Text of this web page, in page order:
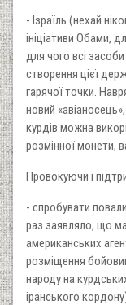
- Ізраїль (нехай
ініціативи Обами,
для чого всі
створення цієї
гарячої точки.
новий
курдів можна
розмінної монети,
Провокуючи і
- спробувати
раз заявляло, що
американських
розміщення
народу на
іранського